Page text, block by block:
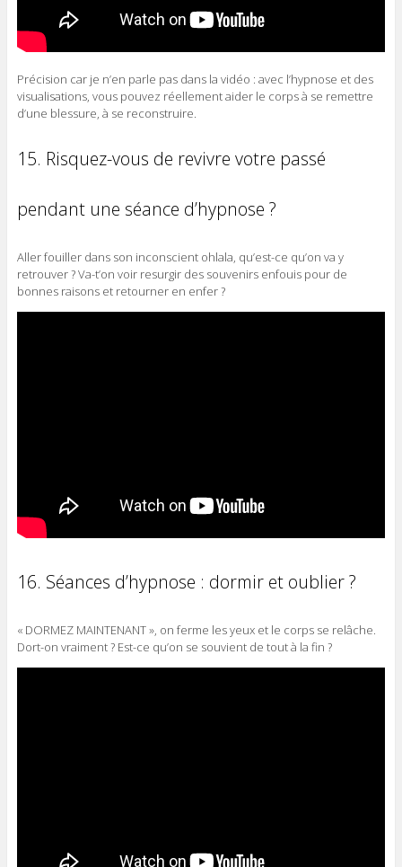
Précision car je n’en parle pas dans la vidéo : avec l’hypnose et des
visualisations, vous pouvez réellement aider le corps à se remettre
d’une blessure, à se reconstruire.
15. Risquez-vous de revivre votre passé
pendant une séance d’hypnose ?
Aller fouiller dans son inconscient ohlala, qu’est-ce qu’on va y
retrouver ? Va-t’on voir resurgir des souvenirs enfouis pour de
bonnes raisons et retourner en enfer ?
16. Séances d’hypnose : dormir et oublier ?
« DORMEZ MAINTENANT », on ferme les yeux et le corps se relâche.
Dort-on vraiment ? Est-ce qu’on se souvient de tout à la fin ?